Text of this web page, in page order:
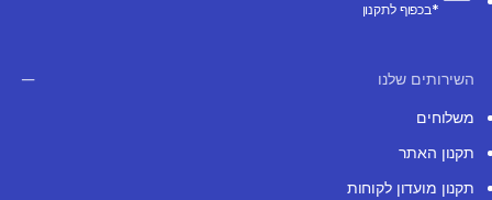
*בכפוף לתקנון
השירותים שלנו
משלוחים
תקנון האתר
תקנון מועדון לקוחות